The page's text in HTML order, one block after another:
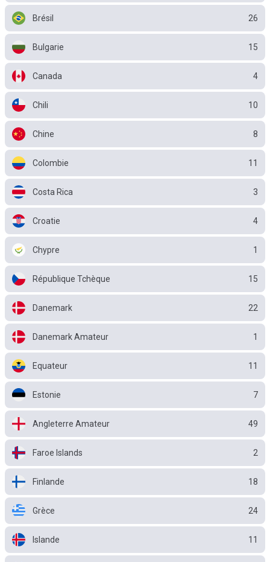
Brésil 26
Bulgarie 15
Canada 4
Chili 10
Chine 8
Colombie 11
Costa Rica 3
Croatie 4
Chypre 1
République Tchèque 15
Danemark 22
Danemark Amateur 1
Equateur 11
Estonie 7
Angleterre Amateur 49
Faroe Islands 2
Finlande 18
Grèce 24
Islande 11